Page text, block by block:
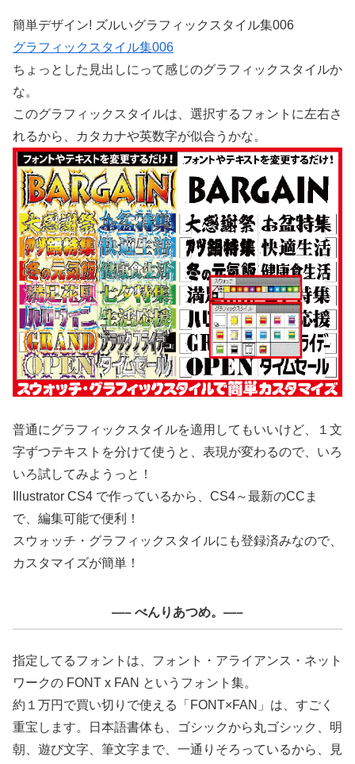
簡単デザイン! ズルいグラフィックスタイル集006
グラフィックスタイル集006
ちょっとした見出しにって感じのグラフィックスタイルか
な。
このグラフィックスタイルは、選択するフォントに左右さ
れるから、カタカナや英数字が似合うかな。
普通にグラフィックスタイルを適用してもいいけど、１文
字ずつテキストを分けて使うと、表現が変わるので、いろ
いろ試してみようっと！
Illustrator CS4 で作っているから、CS4～最新のCCま
で、編集可能で便利！
スウォッチ・グラフィックスタイルにも登録済みなので、
カスタマイズが簡単！
—– べんりあつめ。—–
指定してるフォントは、フォント・アライアンス・ネット
ワークの FONT x FAN というフォント集。
約１万円で買い切りで使える「FONT×FAN」は、すごく
重宝します。日本語書体も、ゴシックから丸ゴシック、明
朝、遊び文字、筆文字まで、一通りそろっているから、見